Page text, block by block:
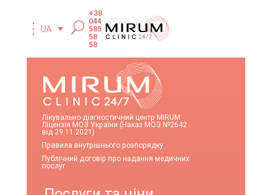
UA
+38
044
585
58
58
Лікувально-діагностичний центр MIRUM
Ліцензія МОЗ України (Наказ МОЗ №2642
від 29.11.2021)
Правила внутрішнього розпорядку
Публічний договір про надання медичних
послуг